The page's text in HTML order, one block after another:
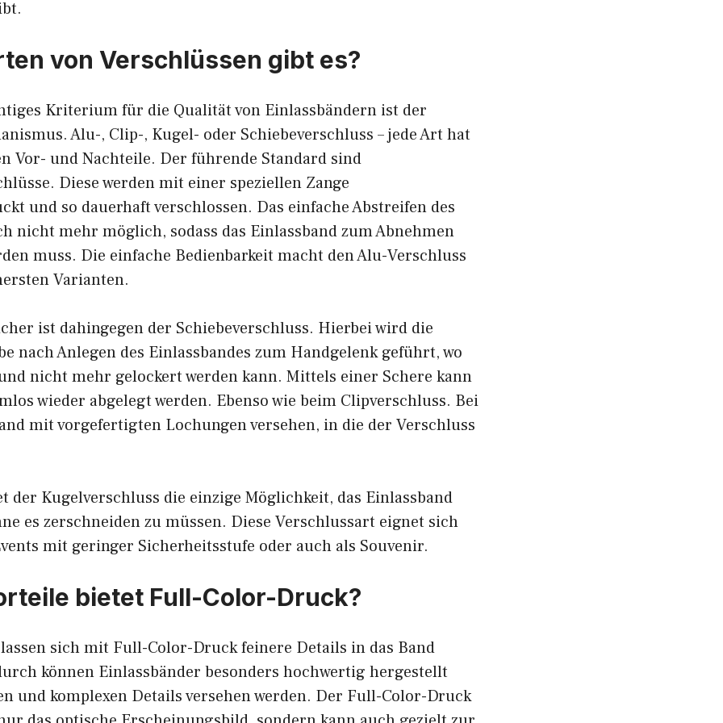
von Verschlüssen gibt es?
Kriterium für die Qualität von Einlassbändern ist der
Alu-, Clip-, Kugel- oder Schiebeverschluss – jede Art hat
Vor- und Nachteile. Der führende Standard sind
Diese werden mit einer speziellen Zange
und so dauerhaft verschlossen. Das einfache Abstreifen des
nicht mehr möglich, sodass das Einlassband zum Abnehmen
muss. Die einfache Bedienbarkeit macht den Alu-Verschluss
Varianten.
ist dahingegen der Schiebeverschluss. Hierbei wird die
nach Anlegen des Einlassbandes zum Handgelenk geführt, wo
nicht mehr gelockert werden kann. Mittels einer Schere kann
wieder abgelegt werden. Ebenso wie beim Clipverschluss. Bei
mit vorgefertigten Lochungen versehen, in die der Verschluss
der Kugelverschluss die einzige Möglichkeit, das Einlassband
es zerschneiden zu müssen. Diese Verschlussart eignet sich
mit geringer Sicherheitsstufe oder auch als Souvenir.
bietet Full-Color-Druck?
sich mit Full-Color-Druck feinere Details in das Band
können Einlassbänder besonders hochwertig hergestellt
und komplexen Details versehen werden. Der Full-Color-Druck